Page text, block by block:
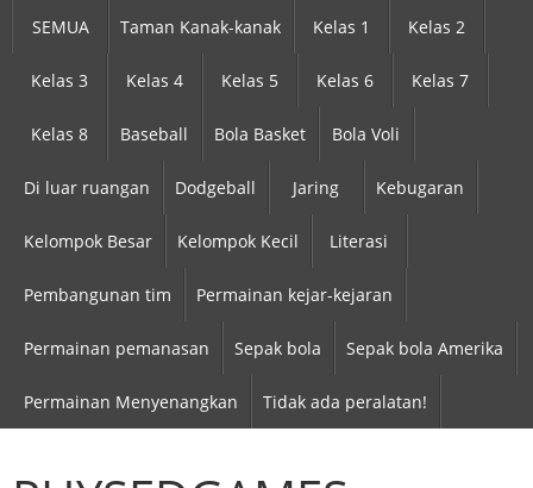
SEMUA Taman Kanak-kanak Kelas 1 Kelas 2
Kelas 3 Kelas 4 Kelas 5 Kelas 6 Kelas 7
Kelas 8 Baseball Bola Basket Bola Voli
Di luar ruangan Dodgeball Jaring Kebugaran
Kelompok Besar Kelompok Kecil Literasi
Pembangunan tim Permainan kejar-kejaran
Permainan pemanasan Sepak bola Sepak bola Amerika
Permainan Menyenangkan Tidak ada peralatan!